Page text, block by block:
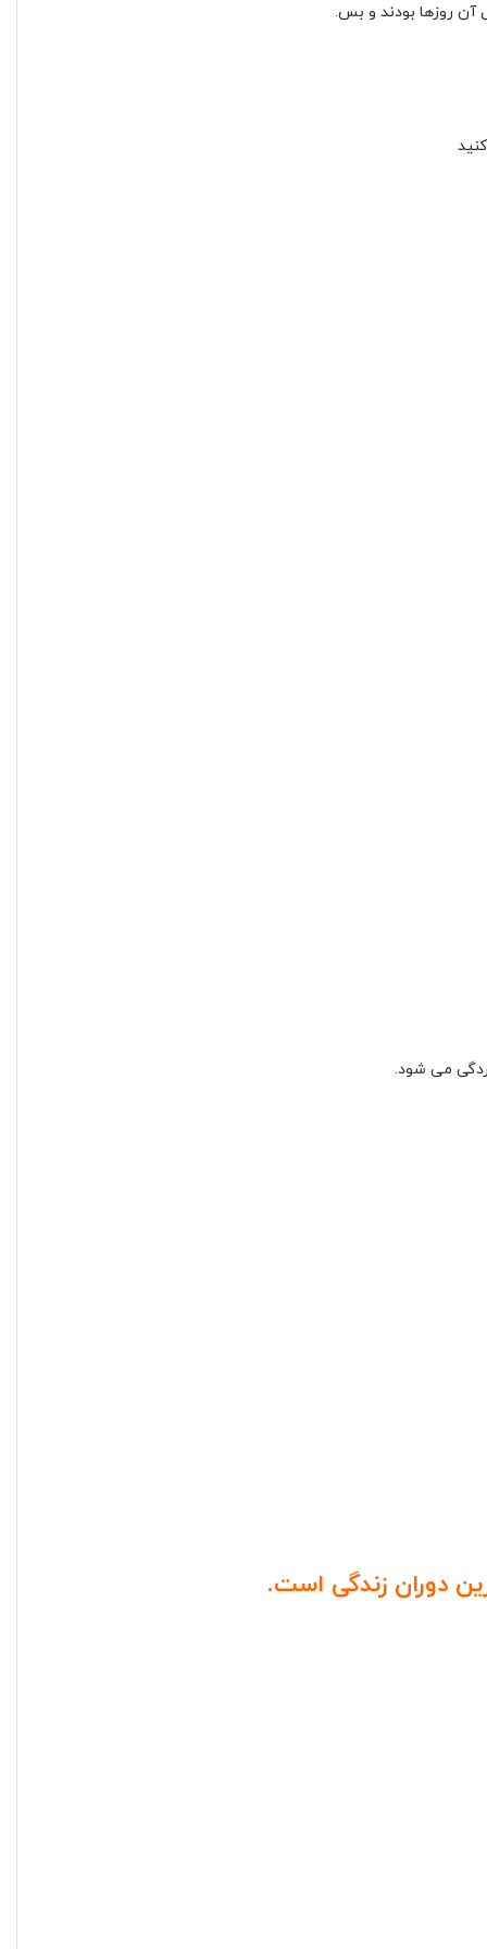
آن روزها بودند و بس.
می شود.
دوران زندگی است.